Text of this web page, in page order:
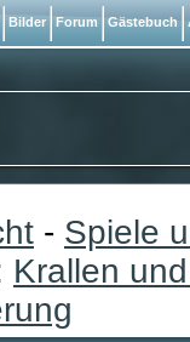
- Spiele
Krallen
Bilder Forum Gästebuch